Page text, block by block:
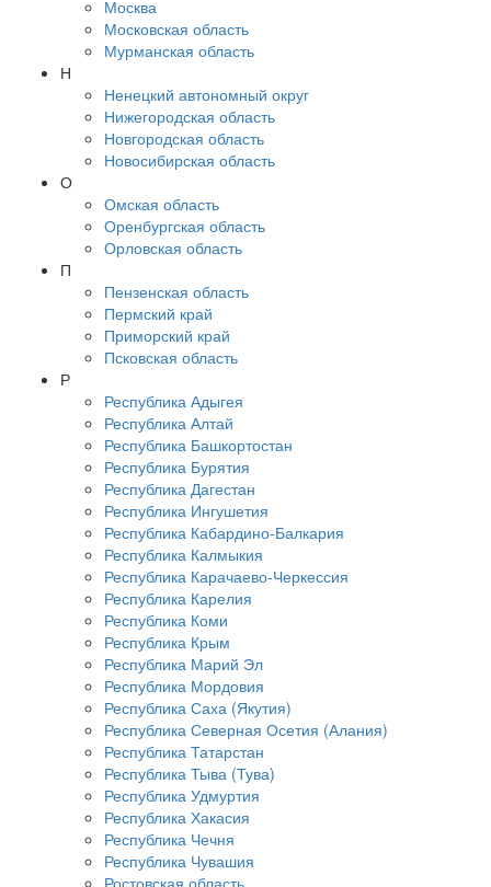
Москва
Московская область
Мурманская область
Н
Ненецкий автономный округ
Нижегородская область
Новгородская область
Новосибирская область
О
Омская область
Оренбургская область
Орловская область
П
Пензенская область
Пермский край
Приморский край
Псковская область
Р
Республика Адыгея
Республика Алтай
Республика Башкортостан
Республика Бурятия
Республика Дагестан
Республика Ингушетия
Республика Кабардино-Балкария
Республика Калмыкия
Республика Карачаево-Черкессия
Республика Карелия
Республика Коми
Республика Крым
Республика Марий Эл
Республика Мордовия
Республика Саха (Якутия)
Республика Северная Осетия (Алания)
Республика Татарстан
Республика Тыва (Тува)
Республика Удмуртия
Республика Хакасия
Республика Чечня
Республика Чувашия
Ростовская область